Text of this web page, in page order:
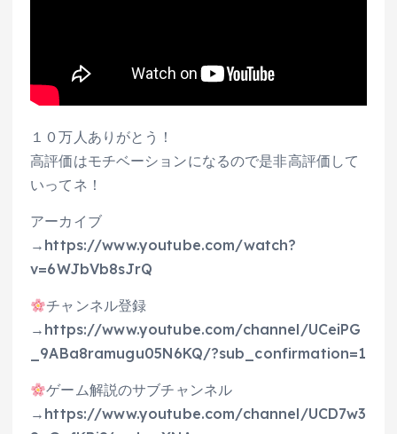
１０万人ありがとう！
高評価はモチベーションになるので是非高評価して
いってネ！
アーカイブ
→https://www.youtube.com/watch?
v=6WJbVb8sJrQ
チャンネル登録
→https://www.youtube.com/channel/UCeiPG
_9ABa8ramugu05N6KQ/?sub_confirmation=1
ゲーム解説のサブチャンネル
→https://www.youtube.com/channel/UCD7w3